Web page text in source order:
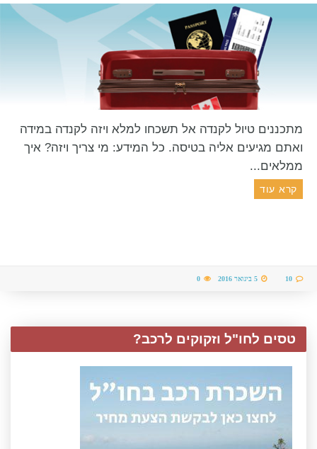
מתכננים טיול לקנדה אל תשכחו למלא ויזה לקנדה במידה
ואתם מגיעים אליה בטיסה. כל המידע: מי צריך ויזה? איך
ממלאים...
קרא עוד
טסים לחו"ל וזקוקים לרכב?